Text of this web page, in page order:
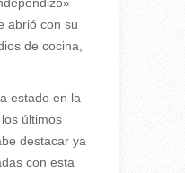
abrió con su
de cocina,
estado en la
últimos
destacar ya
con esta